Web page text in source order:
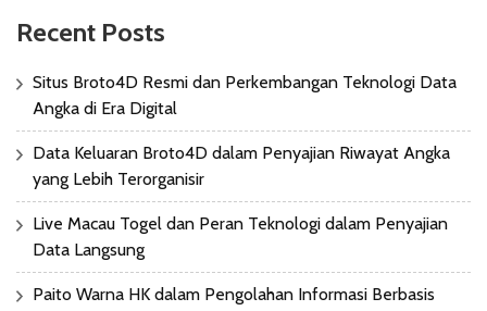
Recent Posts
Situs Broto4D Resmi dan Perkembangan Teknologi Data
Angka di Era Digital
Data Keluaran Broto4D dalam Penyajian Riwayat Angka
yang Lebih Terorganisir
Live Macau Togel dan Peran Teknologi dalam Penyajian
Data Langsung
Paito Warna HK dalam Pengolahan Informasi Berbasis